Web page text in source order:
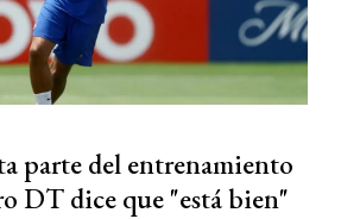
parte del entrenamiento
DT dice que "está bien"